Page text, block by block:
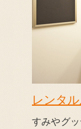
レンタ
すみやグ